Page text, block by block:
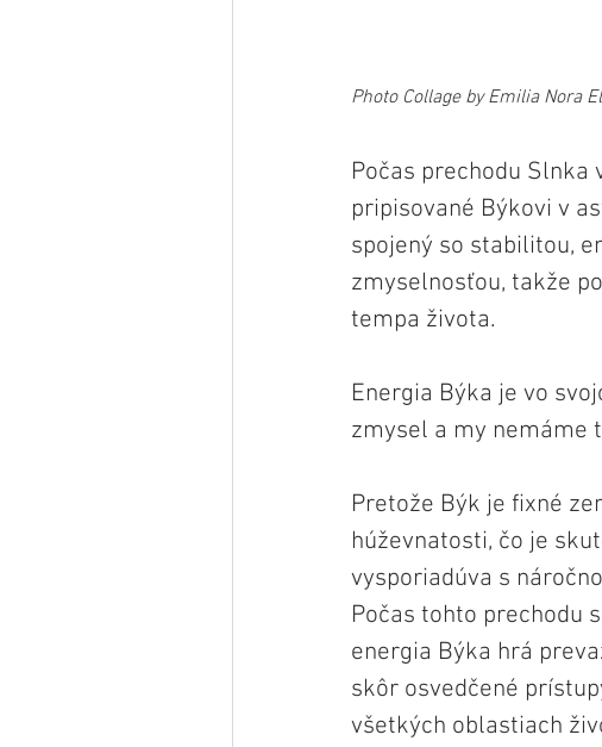
Photo Collage by Emilia Nora
Počas prechodu
pripisované Býkovi v
spojený so stabilitou,
zmyselnosťou, takže
tempa života.
Energia Býka je vo
zmysel a my nemáme
Pretože Býk je fixné
húževnatosti, čo je
vysporiadúva s
Počas tohto prechodu
energia Býka hrá
skôr osvedčené
všetkých oblastiach